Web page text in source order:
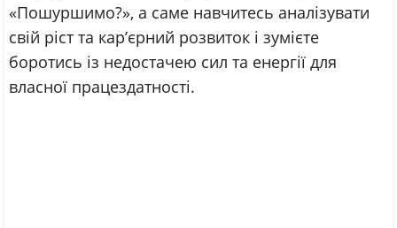
«Пошуршимо?», а саме навчитесь аналізувати
свій ріст та кар’єрний розвиток і зумієте
боротись із недостачею сил та енергії для
власної працездатності.